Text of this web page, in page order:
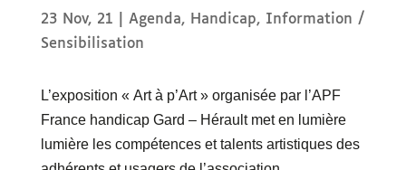
23 Nov, 21 Agenda, Handicap, Information /
Sensibilisation
L’exposition « Art à p’Art » organisée par l’APF
France handicap Gard – Hérault met en lumière
lumière les compétences et talents artistiques des